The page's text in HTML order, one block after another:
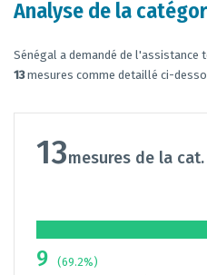
Analyse de la
Sénégal a demandé de l'assistance
13mesures comme detaillé ci-
13mesures de la
9
(69.2%)